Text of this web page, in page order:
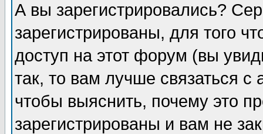
А вы зарегистрировались?
зарегистрированы, для того
доступ на этот форум (вы
так, то вам лучше связаться
чтобы выяснить, почему это
зарегистрированы и вам не